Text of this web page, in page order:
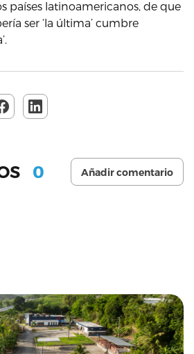
países latinoamericanos, de que
ser ‘la última’ cumbre
0 Añadir comentario